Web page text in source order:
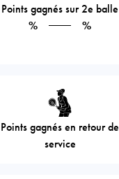
Points gagnés sur 2e balle
%
%
Points gagnés en retour de
service